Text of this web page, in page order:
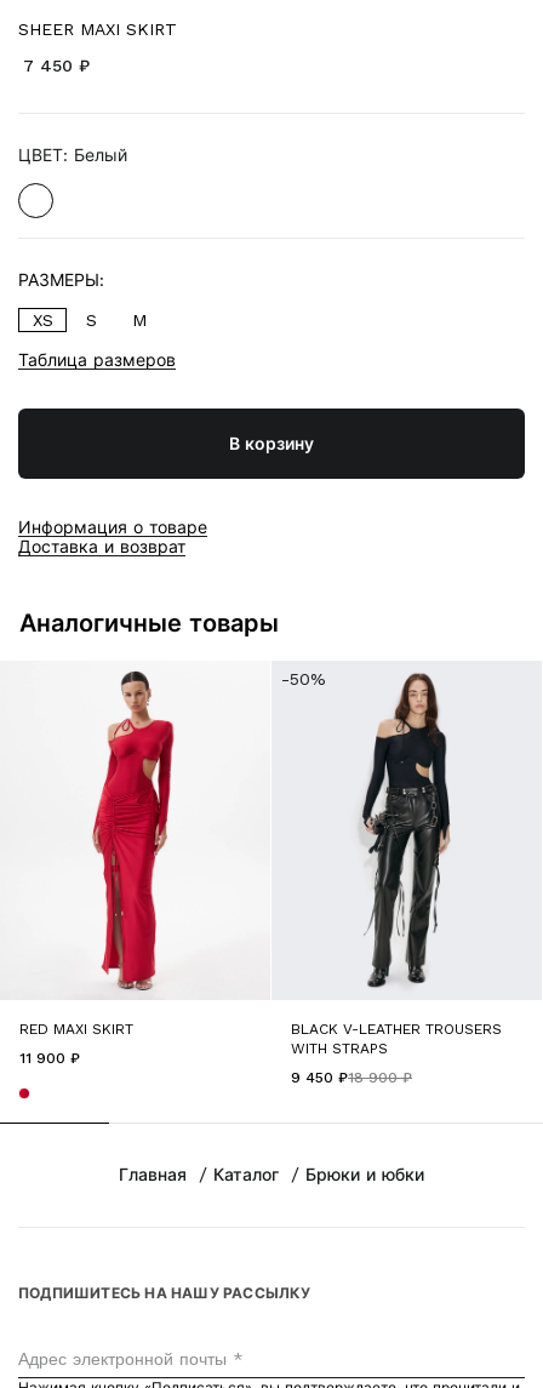
SHEER MAXI SKIRT
7 450 ₽
В корзину
Информация о товаре
Доставка и возврат
РАЗМЕРЫ:
XS S M
ЦВЕТ: Белый
Таблица размеров
Аналогичные товары
RED MAXI SKIRT
11 900 ₽
-50%
BLACK V-LEATHER TROUSERS
WITH STRAPS
18 900 ₽
9 450 ₽
Главная Каталог Брюки и юбки
ПОДПИШИТЕСЬ НА НАШУ РАССЫЛКУ
Адрес электронной почты *